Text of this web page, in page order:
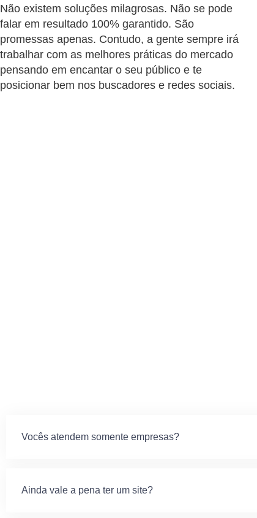
Não existem soluções milagrosas. Não se pode
falar em resultado 100% garantido. São
promessas apenas. Contudo, a gente sempre irá
trabalhar com as melhores práticas do mercado
pensando em encantar o seu público e te
posicionar bem nos buscadores e redes sociais.
Vocês atendem somente empresas?
Ainda vale a pena ter um site?